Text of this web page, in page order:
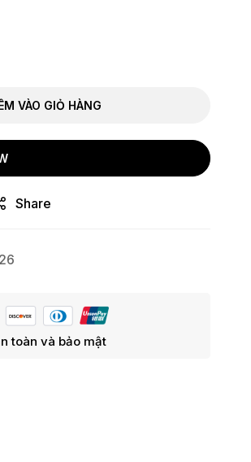
VÀO GIỎ HÀNG
Share
toàn và bảo mật